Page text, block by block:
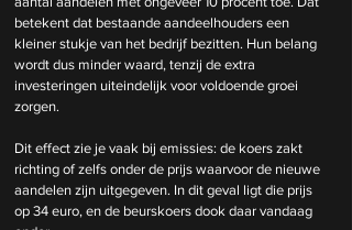
betekent dat bestaande aandeelhouders een
kleiner stukje van het bedrijf bezitten. Hun belang
wordt dus minder waard, tenzij de extra
investeringen uiteindelijk voor voldoende groei
zorgen.
Dit effect zie je vaak bij emissies: de koers zakt
richting of zelfs onder de prijs waarvoor de nieuwe
aandelen zijn uitgegeven. In dit geval ligt die prijs
op 34 euro, en de beurskoers dook daar vandaag